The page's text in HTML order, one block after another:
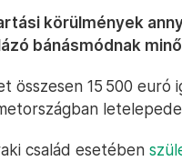
körülmények
bánásmódnak
összesen 15 500
család esetében